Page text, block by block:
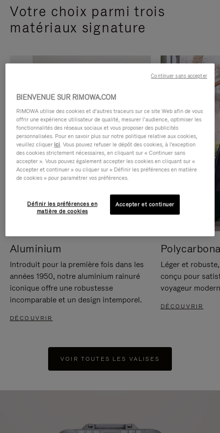
Votre choix parmi trois
matériaux signature
Aluminium
Introduit pour la première fois dans les
années 1950, notre aluminium rainuré
iconique offre une robustesse
incomparable et un design intemporel.
DÉCOUVRIR
Léger et
conçu pour
voyageur
DÉCOUVRIR
VOIR TOUTES LES VALISES
BIENVENUE SUR RIMOWA.COM
RIMOWA utilise des cookies et d’autres traceurs sur ce site Web afin de vous
offrir une expérience utilisateur de qualité, mesurer l’audience, optimiser les
fonctionnalités des réseaux sociaux et vous proposer des publicités
personnalisées. Pour en savoir plus sur notre politique relative aux cookies,
veuillez cliquer ici. Vous pouvez refuser le dépôt des cookies, à l'exception
des cookies strictement nécessaires, en cliquant sur « Continuer sans
accepter ». Vous pouvez également accepter les cookies en cliquant sur «
Accepter et continuer » ou cliquer sur « Définir les préférences en matière
de cookies » pour paramétrer vos préférences.
Définir les préférences en
matière de cookies
Accepter et continuer
Continuer sans accepter